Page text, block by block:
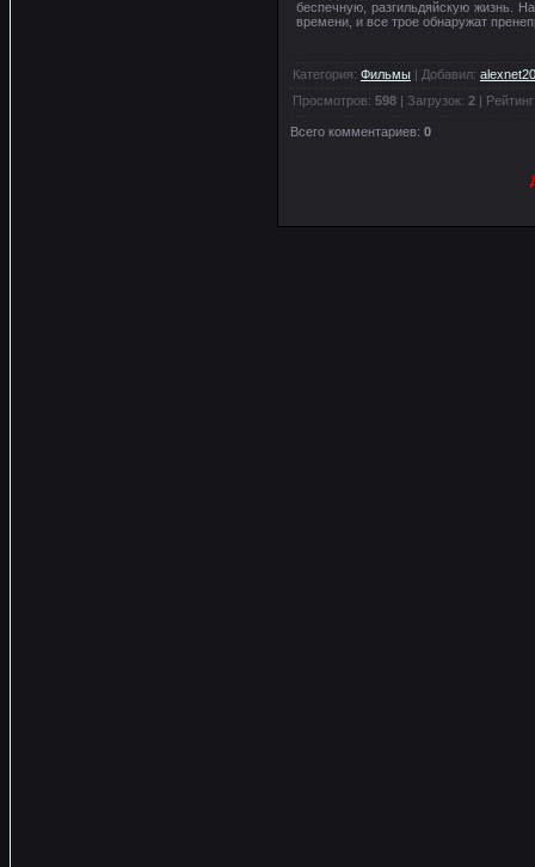
беспечную, разгильдяйскую жизнь.
времени, и все трое обнаружат
Категория: Фильмы | Добавил:
Просмотров: 598 | Загрузок: 2 | Рейтинг
Всего комментариев: 0